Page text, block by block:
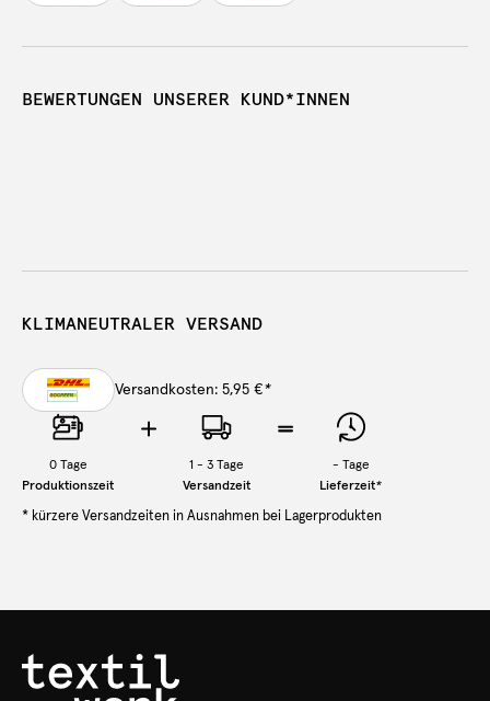
BEWERTUNGEN UNSERER KUND*INNEN
KLIMANEUTRALER VERSAND
Versandkosten: 5,95 €*
0Tage
Produktionszeit
1 - 3 Tage
Versandzeit
- Tage
Lieferzeit*
* kürzere Versandzeiten in Ausnahmen bei Lagerprodukten